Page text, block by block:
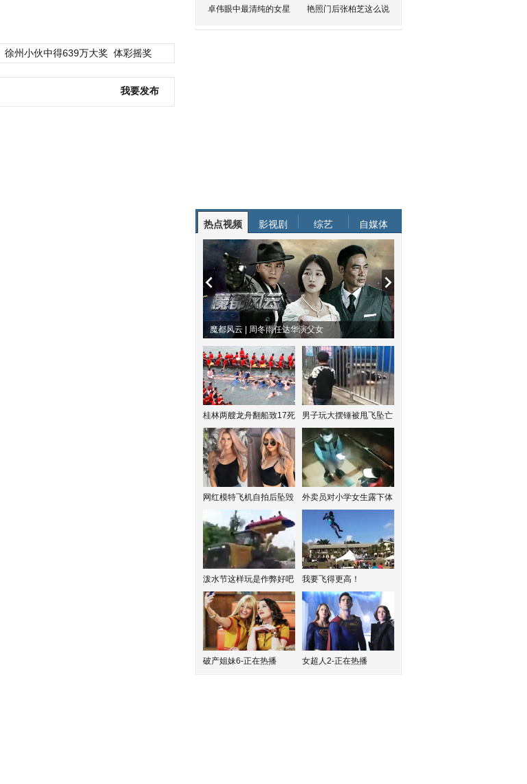
徐州小伙中得639万大奖 体彩摇奖
我要发布
卓伟眼中最清纯的女星 艳照门后张柏芝这么说
热点视频 影视剧 综艺 自媒体
魔都风云 | 周冬雨任达华演父女
桂林两艘龙舟翻船致17死 男子玩大摆锤被甩飞坠亡
网红模特飞机自拍后坠毁 外卖员对小学女生露下体
泼水节这样玩是作弊好吧 我要飞得更高！
破产姐妹6-正在热播 女超人2-正在热播